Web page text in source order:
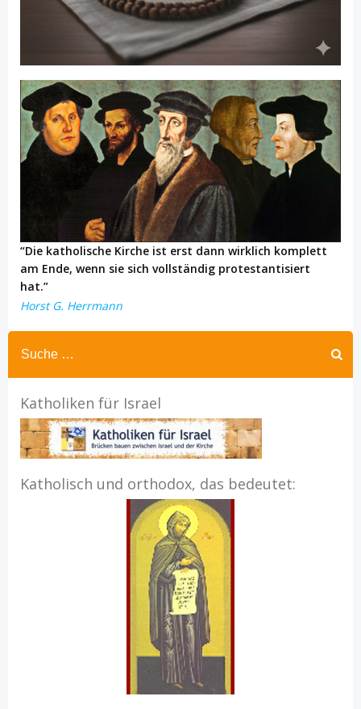
“Die katholische Kirche ist erst dann wirklich komplett
am Ende, wenn sie sich vollständig protestantisiert
hat.”
Horst G. Herrmann
Katholiken für Israel
Katholisch und orthodox, das bedeutet: